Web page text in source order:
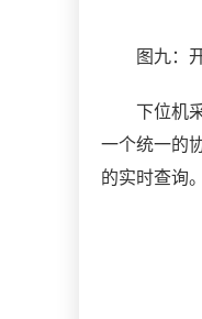
图九：开
下位机采
一个统一的
的实时查询。